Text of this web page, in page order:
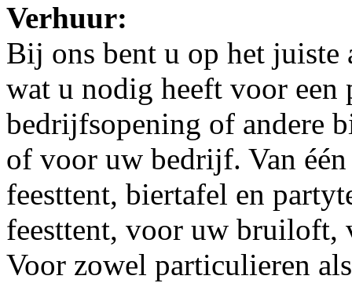
Verhuur:
Bij ons bent u op het juiste
wat u nodig heeft voor
bedrijfsopening of andere
of voor uw bedrijf. Van
feesttent, biertafel en
feesttent, voor uw bruiloft,
Voor zowel particulieren